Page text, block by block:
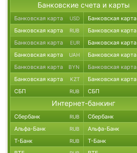
Банковские счета и карты
Банковская карта USD Банковская карта
Банковская карта RUB Банковская карта
Банковская карта EUR Банковская карта
Банковская карта UAH Банковская карта
Банковская карта BYN Банковская карта
Банковская карта KZT Банковская карта
СБП RUB СБП
Интернет-банкинг
Сбербанк RUB Сбербанк
Альфа-Банк RUB Альфа-Банк
Т-Банк RUB Т-Банк